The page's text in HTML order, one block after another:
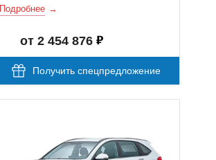
Подробнее
от 2 454 876
Получить спецпредложение